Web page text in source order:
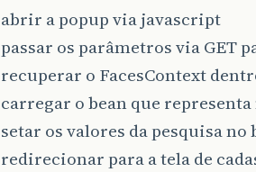
abrir a popup via javascript
passar os parâmetros via GET
recuperar o FacesContext
carregar o bean que
setar os valores da pesquisa no
redirecionar para a tela de